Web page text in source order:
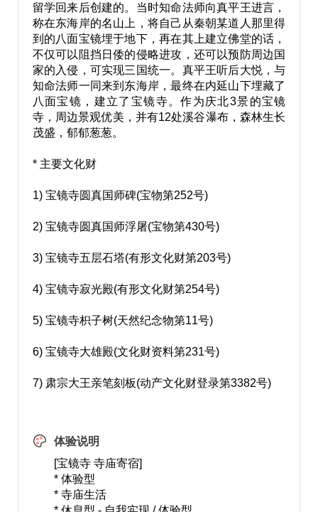
留学回来后创建的。当时知命法师向真平王进言，
称在东海岸的名山上，将自己从秦朝某道人那里得
到的八面宝镜埋于地下，再在其上建立佛堂的话，
不仅可以阻挡日倭的侵略进攻，还可以预防周边国
家的入侵，可实现三国统一。真平王听后大悦，与
知命法师一同来到东海岸，最终在内延山下埋藏了
八面宝镜，建立了宝镜寺。作为庆北3景的宝镜
寺，周边景观优美，并有12处溪谷瀑布，森林生长
茂盛，郁郁葱葱。
* 主要文化财
1) 宝镜寺圆真国师碑(宝物第252号)
2) 宝镜寺圆真国师浮屠(宝物第430号)
3) 宝镜寺五层石塔(有形文化财第203号)
4) 宝镜寺寂光殿(有形文化财第254号)
5) 宝镜寺枳子树(天然纪念物第11号)
6) 宝镜寺大雄殿(文化财资料第231号)
7) 肃宗大王亲笔刻板(动产文化财登录第3382号)
体验说明
[宝镜寺 寺庙寄宿]
* 体验型
* 寺庙生活